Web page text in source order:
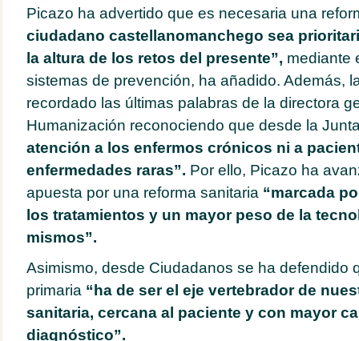
Picazo ha advertido que es necesaria una
ciudadano castellanomanchego sea
la altura de los retos del presente”, mediante
sistemas de prevención, ha añadido. Además,
recordado las últimas palabras de la directora
Humanización reconociendo que desde la
atención a los enfermos crónicos ni a
enfermedades raras”. Por ello, Picazo ha
apuesta por una reforma sanitaria “marcada
los tratamientos y un mayor peso de la
mismos”.
Asimismo, desde Ciudadanos se ha defendido
primaria “ha de ser el eje vertebrador de
sanitaria, cercana al paciente y con mayor
diagnóstico”.